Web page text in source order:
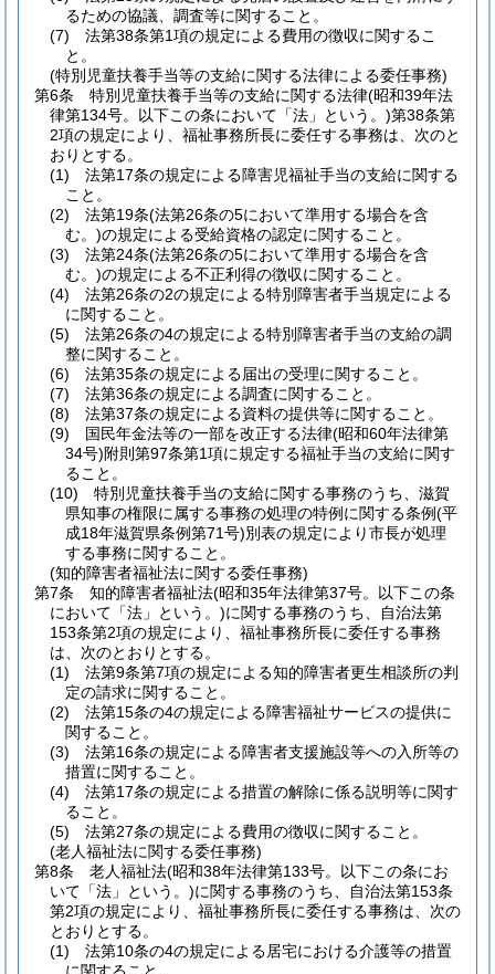
るための協議、調査等に関すること。
(7)
法第38条第1項の規定による費用の徴収に関するこ
と。
(特別児童扶養手当等の支給に関する法律による委任事務)
第6条
特別児童扶養手当等の支給に関する法律(昭和39年法
律第134号。以下この条において「法」という。)第38条第
2項の規定により、福祉事務所長に委任する事務は、次のと
おりとする。
(1)
法第17条の規定による障害児福祉手当の支給に関する
こと。
(2)
法第19条(法第26条の5において準用する場合を含
む。)の規定による受給資格の認定に関すること。
(3)
法第24条(法第26条の5において準用する場合を含
む。)の規定による不正利得の徴収に関すること。
(4)
法第26条の2の規定による特別障害者手当規定による
に関すること。
(5)
法第26条の4の規定による特別障害者手当の支給の調
整に関すること。
(6)
法第35条の規定による届出の受理に関すること。
(7)
法第36条の規定による調査に関すること。
(8)
法第37条の規定による資料の提供等に関すること。
(9)
国民年金法等の一部を改正する法律(昭和60年法律第
34号)附則第97条第1項に規定する福祉手当の支給に関す
ること。
(10)
特別児童扶養手当の支給に関する事務のうち、滋賀
県知事の権限に属する事務の処理の特例に関する条例(平
成18年滋賀県条例第71号)別表の規定により市長が処理
する事務に関すること。
(知的障害者福祉法に関する委任事務)
第7条
知的障害者福祉法(昭和35年法律第37号。以下この条
において「法」という。)に関する事務のうち、自治法第
153条第2項の規定により、福祉事務所長に委任する事務
は、次のとおりとする。
(1)
法第9条第7項の規定による知的障害者更生相談所の判
定の請求に関すること。
(2)
法第15条の4の規定による障害福祉サービスの提供に
関すること。
(3)
法第16条の規定による障害者支援施設等への入所等の
措置に関すること。
(4)
法第17条の規定による措置の解除に係る説明等に関す
ること。
(5)
法第27条の規定による費用の徴収に関すること。
(老人福祉法に関する委任事務)
第8条
老人福祉法(昭和38年法律第133号。以下この条にお
いて「法」という。)に関する事務のうち、自治法第153条
第2項の規定により、福祉事務所長に委任する事務は、次の
とおりとする。
(1)
法第10条の4の規定による居宅における介護等の措置